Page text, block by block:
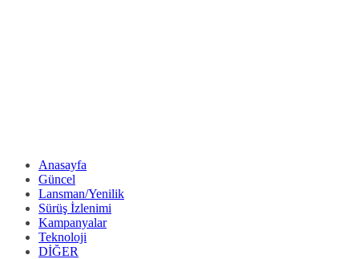
Anasayfa
Güncel
Lansman/Yenilik
Sürüş İzlenimi
Kampanyalar
Teknoloji
DİĞER